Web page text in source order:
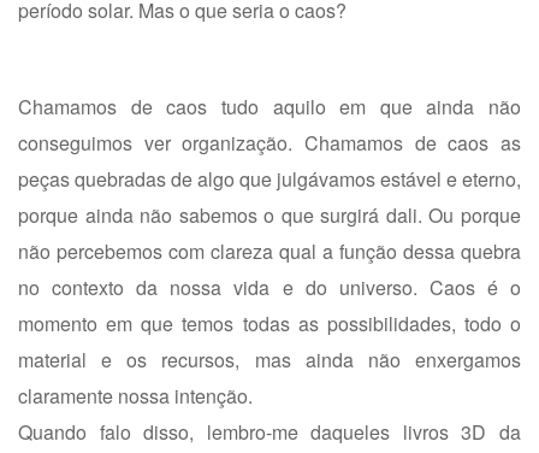
período solar. Mas o que seria o caos?
Chamamos de caos tudo aquilo em que ainda não
conseguimos ver organização. Chamamos de caos as
peças quebradas de algo que julgávamos estável e eterno,
porque ainda não sabemos o que surgirá dali. Ou porque
não percebemos com clareza qual a função dessa quebra
no contexto da nossa vida e do universo. Caos é o
momento em que temos todas as possibilidades, todo o
material e os recursos, mas ainda não enxergamos
claramente nossa intenção.
Quando falo disso, lembro-me daqueles livros 3D da